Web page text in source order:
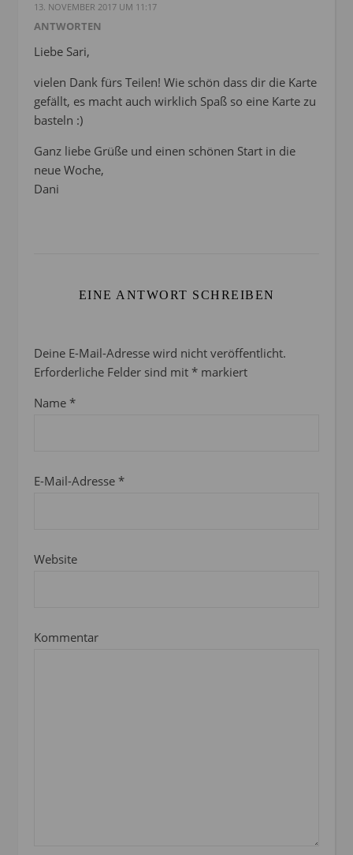
13. NOVEMBER 2017 UM 11:17
ANTWORTEN
Liebe Sari,
vielen Dank fürs Teilen! Wie schön dass dir die Karte
gefällt, es macht auch wirklich Spaß so eine Karte zu
basteln :)
Ganz liebe Grüße und einen schönen Start in die
neue Woche,
Dani
EINE ANTWORT SCHREIBEN
Deine E-Mail-Adresse wird nicht veröffentlicht.
Erforderliche Felder sind mit * markiert
Name *
E-Mail-Adresse *
Website
Kommentar